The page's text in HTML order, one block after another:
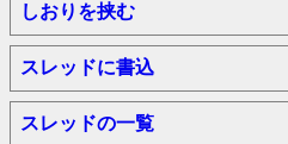
しおりを挟む
スレッドに書込
スレッドの一覧